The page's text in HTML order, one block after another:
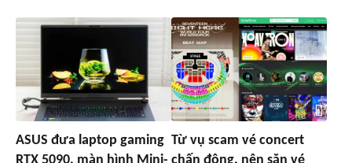
ASUS đưa laptop gaming Từ vụ scam vé concert